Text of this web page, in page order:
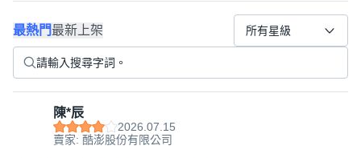
最熱門最新上架 所有星級
陳*辰
2026.07.15
賣家: 酷澎股份有限公司